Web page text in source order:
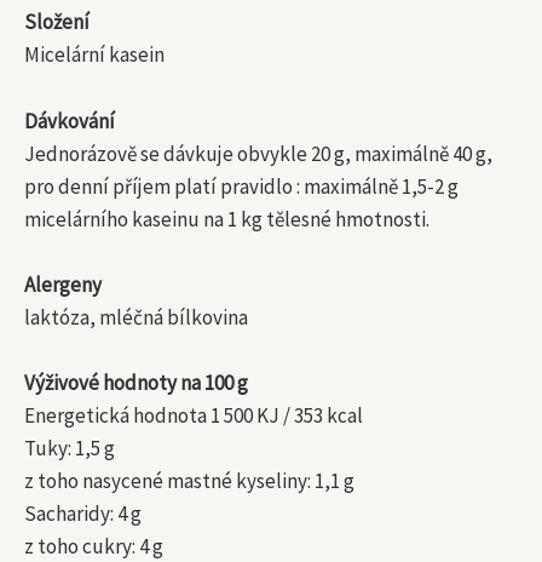
Složení
Micelární kasein
Dávkování
Jednorázově se dávkuje obvykle 20 g, maximálně 40 g,
pro denní příjem platí pravidlo : maximálně 1,5-2 g
micelárního kaseinu na 1 kg tělesné hmotnosti.
Alergeny
laktóza, mléčná bílkovina
Výživové hodnoty na 100 g
Energetická hodnota 1 500 KJ / 353 kcal
Tuky: 1,5 g
z toho nasycené mastné kyseliny: 1,1 g
Sacharidy: 4 g
z toho cukry: 4 g